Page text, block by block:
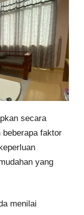
secara
beberapa faktor
yang
menilai